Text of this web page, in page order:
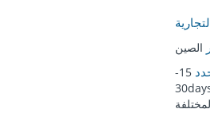
الصين
15-
30days حسب مواد المضخة